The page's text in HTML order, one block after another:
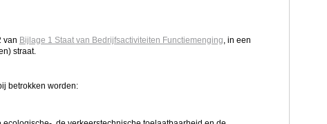
van Bijlage 1 Staat van Bedrijfsactiviteiten Functiemenging, in een
straat.
betrokken worden: